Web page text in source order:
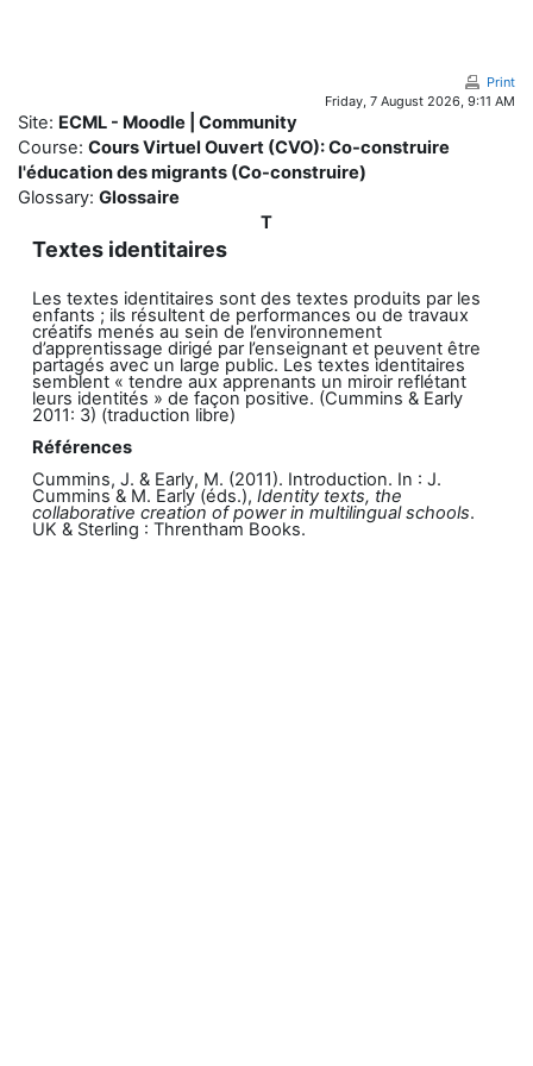
Print
Friday, 7 August 2026, 9:11 AM
Site: ECML - Moodle | Community
Course: Cours Virtuel Ouvert (CVO): Co-construire
l'éducation des migrants (Co-construire)
Glossary: Glossaire
T
Textes identitaires
Les textes identitaires sont des textes produits par les
enfants ; ils résultent de performances ou de travaux
créatifs menés au sein de l’environnement
d’apprentissage dirigé par l’enseignant et peuvent être
partagés avec un large public. Les textes identitaires
semblent « tendre aux apprenants un miroir reflétant
leurs identités » de façon positive. (Cummins & Early
2011: 3) (traduction libre)
Références
Cummins, J. & Early, M. (2011). Introduction. In : J.
Cummins & M. Early (éds.), Identity texts, the
collaborative creation of power in multilingual schools.
UK & Sterling : Threntham Books.